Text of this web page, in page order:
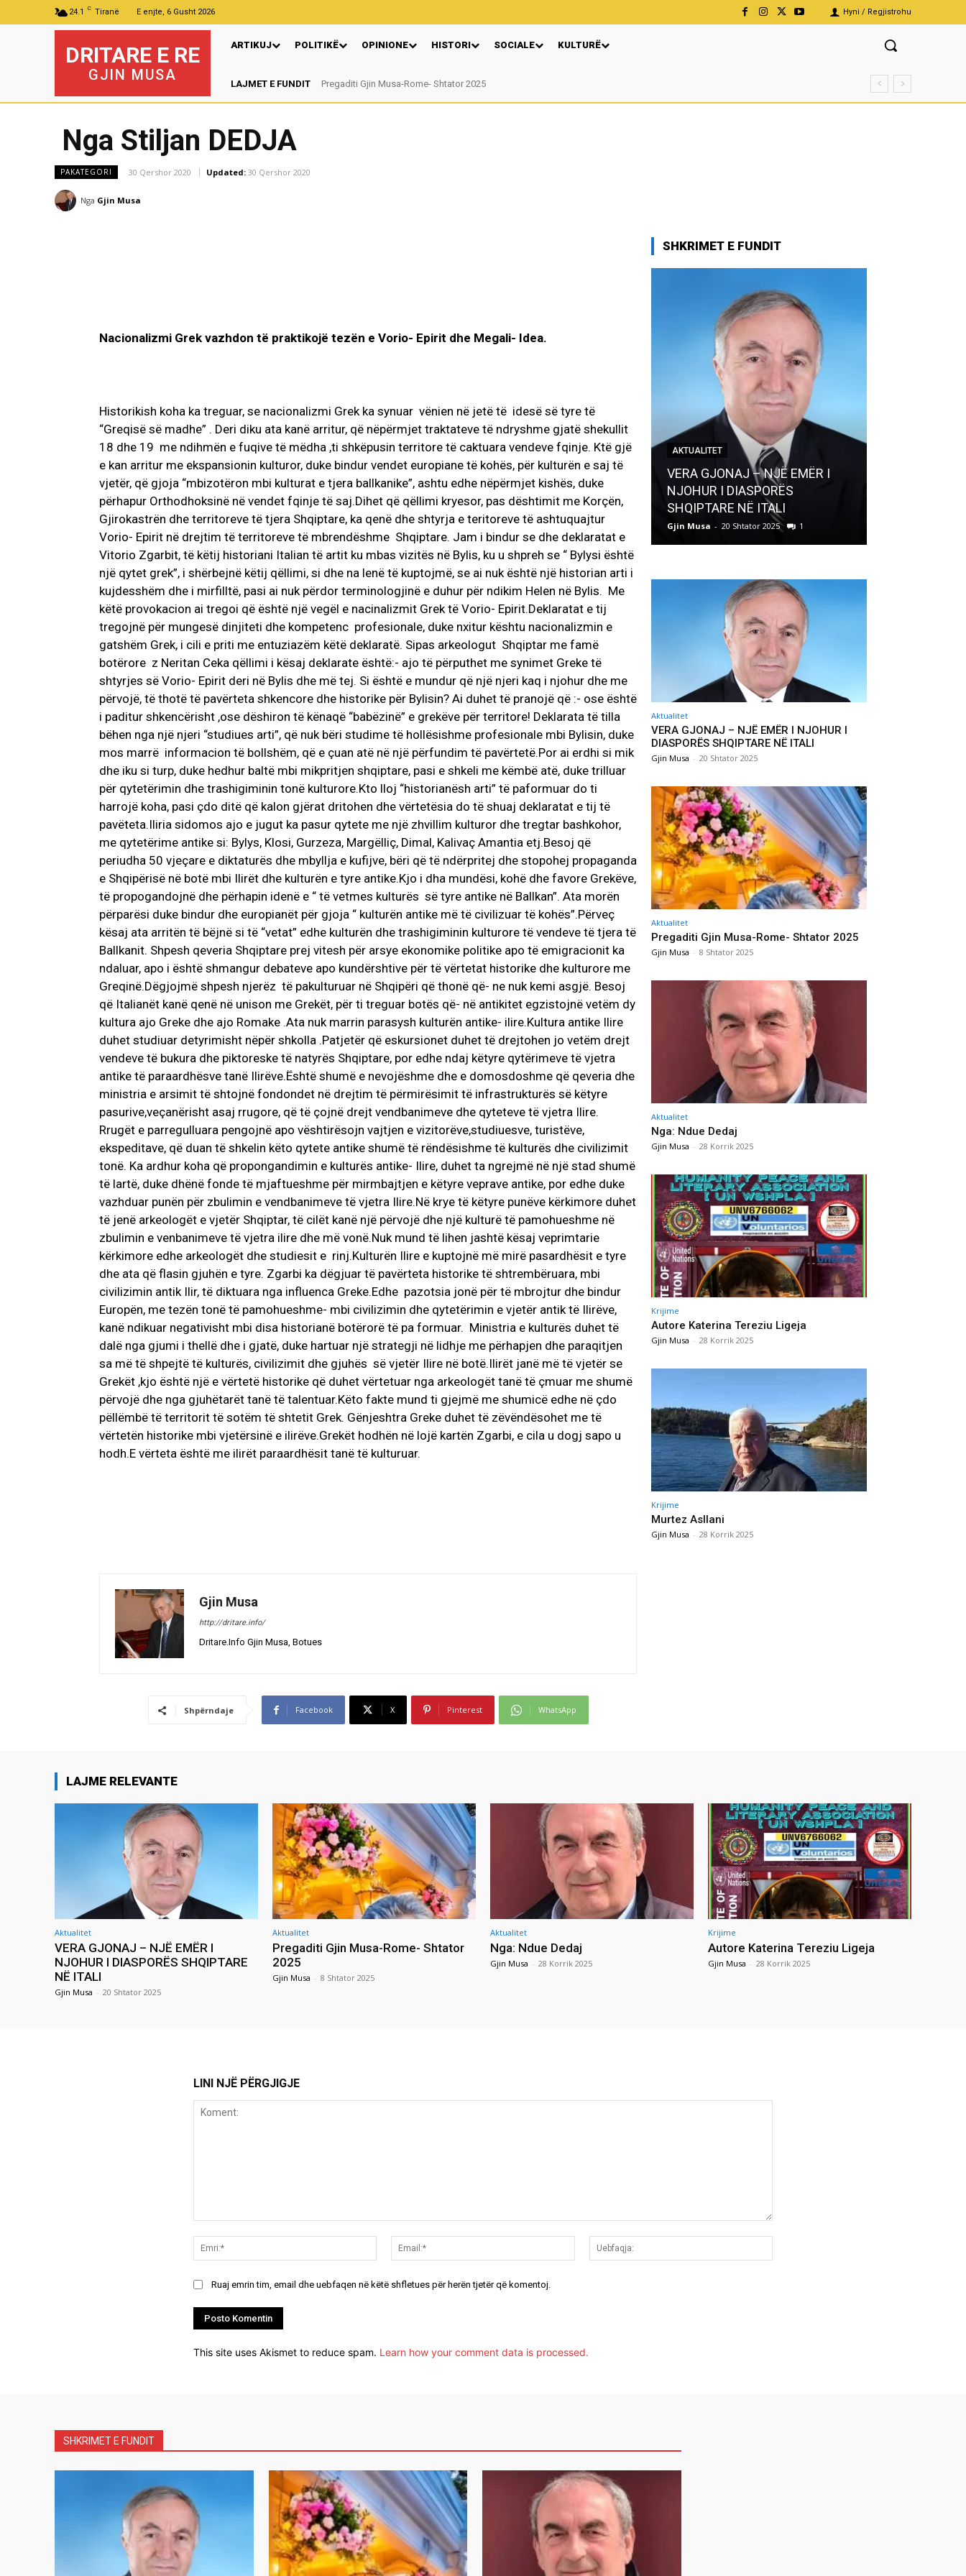
24.1 C Tiranë E enjte, 6 Gusht 2026 Hyni / Regjistrohu
DRITARE E RE
GJIN MUSA
ARTIKUJ POLITIKË OPINIONE HISTORI SOCIALE KULTURË
LAJMET E FUNDIT Pregaditi Gjin Musa-Rome- Shtator 2025
Nga: Ndue Dedaj
Nga Stiljan DEDJA
PAKATEGORI 30 Qershor 2020 Updated: 30 Qershor 2020
Nga Gjin Musa
Nacionalizmi Grek vazhdon të praktikojë tezën e Vorio- Epirit dhe Megali- Idea.
Historikish koha ka treguar, se nacionalizmi Grek ka synuar vënien në jetë të idesë së tyre të
“Greqisë së madhe” . Deri diku ata kanë arritur, që nëpërmjet traktateve të ndryshme gjatë shekullit
18 dhe 19 me ndihmën e fuqive të mëdha ,ti shkëpusin territore të caktuara vendeve fqinje. Ktë gjë
e kan arritur me ekspansionin kulturor, duke bindur vendet europiane të kohës, për kulturën e saj të
vjetër, që gjoja “mbizotëron mbi kulturat e tjera ballkanike”, ashtu edhe nëpërmjet kishës, duke
përhapur Orthodhoksinë në vendet fqinje të saj.Dihet që qëllimi kryesor, pas dështimit me Korçën,
Gjirokastrën dhe territoreve të tjera Shqiptare, ka qenë dhe shtyrja e teritoreve të ashtuquajtur
Vorio- Epirit në drejtim të territoreve të mbrendëshme Shqiptare. Jam i bindur se dhe deklaratat e
Vitorio Zgarbit, të këtij historiani Italian të artit ku mbas vizitës në Bylis, ku u shpreh se “ Bylysi është
një qytet grek”, i shërbejnë këtij qëllimi, si dhe na lenë të kuptojmë, se ai nuk është një historian arti i
kujdesshëm dhe i mirfilltë, pasi ai nuk përdor terminologjinë e duhur për ndikim Helen në Bylis. Me
këtë provokacion ai tregoi që është një vegël e nacinalizmit Grek të Vorio- Epirit.Deklaratat e tij
tregojnë për mungesë dinjiteti dhe kompetenc profesionale, duke nxitur kështu nacionalizmin e
gatshëm Grek, i cili e priti me entuziazëm këtë deklaratë. Sipas arkeologut Shqiptar me famë
botërore z Neritan Ceka qëllimi i kësaj deklarate është:- ajo të përputhet me synimet Greke të
shtyrjes së Vorio- Epirit deri në Bylis dhe më tej. Si është e mundur që një njeri kaq i njohur dhe me
përvojë, të thotë të pavërteta shkencore dhe historike për Bylisin? Ai duhet të pranojë që :- ose është
i paditur shkencërisht ,ose dëshiron të kënaqë “babëzinë” e grekëve për territore! Deklarata të tilla
bëhen nga një njeri “studiues arti”, që nuk bëri studime të hollësishme profesionale mbi Bylisin, duke
mos marrë informacion të bollshëm, që e çuan atë në një përfundim të pavërtetë.Por ai erdhi si mik
dhe iku si turp, duke hedhur baltë mbi mikpritjen shqiptare, pasi e shkeli me këmbë atë, duke trilluar
për qytetërimin dhe trashigiminin tonë kulturore.Kto lloj “historianësh arti” të paformuar do ti
harrojë koha, pasi çdo ditë që kalon gjërat dritohen dhe vërtetësia do të shuaj deklaratat e tij të
pavëteta.Iliria sidomos ajo e jugut ka pasur qytete me një zhvillim kulturor dhe tregtar bashkohor,
me qytetërime antike si: Bylys, Klosi, Gurzeza, Margëlliç, Dimal, Kalivaç Amantia etj.Besoj që
periudha 50 vjeçare e diktaturës dhe mbyllja e kufijve, bëri që të ndërpritej dhe stopohej propaganda
e Shqipërisë në botë mbi Ilirët dhe kulturën e tyre antike.Kjo i dha mundësi, kohë dhe favore Grekëve,
të propogandojnë dhe përhapin idenë e “ të vetmes kulturës së tyre antike në Ballkan”. Ata morën
përparësi duke bindur dhe europianët për gjoja “ kulturën antike më të civilizuar të kohës”.Përveç
kësaj ata arritën të bëjnë si të “vetat” edhe kulturën dhe trashigiminin kulturore të vendeve të tjera të
Ballkanit. Shpesh qeveria Shqiptare prej vitesh për arsye ekonomike politike apo të emigracionit ka
ndaluar, apo i është shmangur debateve apo kundërshtive për të vërtetat historike dhe kulturore me
Greqinë.Dëgjojmë shpesh njerëz të pakulturuar në Shqipëri që thonë që- ne nuk kemi asgjë. Besoj
që Italianët kanë qenë në unison me Grekët, për ti treguar botës që- në antikitet egzistojnë vetëm dy
kultura ajo Greke dhe ajo Romake .Ata nuk marrin parasysh kulturën antike- ilire.Kultura antike Ilire
duhet studiuar detyrimisht nëpër shkolla .Patjetër që eskursionet duhet të drejtohen jo vetëm drejt
vendeve të bukura dhe piktoreske të natyrës Shqiptare, por edhe ndaj këtyre qytërimeve të vjetra
antike të paraardhësve tanë Ilirëve.Është shumë e nevojëshme dhe e domosdoshme që qeveria dhe
ministria e arsimit të shtojnë fondondet në drejtim të përmirësimit të infrastrukturës së këtyre
pasurive,veçanërisht asaj rrugore, që të çojnë drejt vendbanimeve dhe qyteteve të vjetra Ilire.
Rrugët e parregulluara pengojnë apo vështirësojn vajtjen e vizitorëve,studiuesve, turistëve,
ekspeditave, që duan të shkelin këto qytete antike shumë të rëndësishme të kulturës dhe civilizimit
tonë. Ka ardhur koha që propongandimin e kulturës antike- Ilire, duhet ta ngrejmë në një stad shumë
të lartë, duke dhënë fonde të mjaftueshme për mirmbajtjen e këtyre veprave antike, por edhe duke
vazhduar punën për zbulimin e vendbanimeve të vjetra Ilire.Në krye të këtyre punëve kërkimore duhet
të jenë arkeologët e vjetër Shqiptar, të cilët kanë një përvojë dhe një kulturë të pamohueshme në
zbulimin e venbanimeve të vjetra ilire dhe më vonë.Nuk mund të lihen jashtë kësaj veprimtarie
kërkimore edhe arkeologët dhe studiesit e rinj.Kulturën Ilire e kuptojnë më mirë pasardhësit e tyre
dhe ata që flasin gjuhën e tyre. Zgarbi ka dëgjuar të pavërteta historike të shtrembëruara, mbi
civilizimin antik Ilir, të diktuara nga influenca Greke.Edhe pazotsia jonë për të mbrojtur dhe bindur
Europën, me tezën tonë të pamohueshme- mbi civilizimin dhe qytetërimin e vjetër antik të Ilirëve,
kanë ndikuar negativisht mbi disa historianë botërorë të pa formuar. Ministria e kulturës duhet të
dalë nga gjumi i thellë dhe i gjatë, duke hartuar një strategji në lidhje me përhapjen dhe paraqitjen
sa më të shpejtë të kulturës, civilizimit dhe gjuhës së vjetër Ilire në botë.Ilirët janë më të vjetër se
Grekët ,kjo është një e vërtetë historike që duhet vërtetuar nga arkeologët tanë të çmuar me shumë
përvojë dhe nga gjuhëtarët tanë të talentuar.Këto fakte mund ti gjejmë me shumicë edhe në çdo
pëllëmbë të territorit të sotëm të shtetit Grek. Gënjeshtra Greke duhet të zëvëndësohet me të
vërtetën historike mbi vjetërsinë e ilirëve.Grekët hodhën në lojë kartën Zgarbi, e cila u dogj sapo u
hodh.E vërteta është me ilirët paraardhësit tanë të kulturuar.
Gjin Musa
http://dritare.info/
Dritare.Info Gjin Musa, Botues
Shpërndaje Facebook X Pinterest WhatsApp
SHKRIMET E FUNDIT
AKTUALITET
VERA GJONAJ – NJË EMËR I
NJOHUR I DIASPORËS
SHQIPTARE NË ITALI
Gjin Musa - 20 Shtator 2025 1
Aktualitet
VERA GJONAJ – NJË EMËR I NJOHUR I
DIASPORËS SHQIPTARE NË ITALI
Gjin Musa - 20 Shtator 2025
Aktualitet
Pregaditi Gjin Musa-Rome- Shtator 2025
Gjin Musa - 8 Shtator 2025
Aktualitet
Nga: Ndue Dedaj
Gjin Musa - 28 Korrik 2025
Krijime
Autore Katerina Tereziu Ligeja
Gjin Musa - 28 Korrik 2025
Krijime
Murtez Asllani
Gjin Musa - 28 Korrik 2025
LAJME RELEVANTE
Aktualitet
VERA GJONAJ – NJË EMËR I
NJOHUR I DIASPORËS SHQIPTARE
NË ITALI
Gjin Musa - 20 Shtator 2025
Aktualitet
Pregaditi Gjin Musa-Rome- Shtator
2025
Gjin Musa - 8 Shtator 2025
Aktualitet
Nga: Ndue Dedaj
Gjin Musa - 28 Korrik 2025
Krijime
Autore Katerina Tereziu Ligeja
Gjin Musa - 28 Korrik 2025
LINI NJË PËRGJIGJE
Emri:*
Email:*
Ruaj emrin tim, email dhe uebfaqen në këtë shfletues për herën tjetër që komentoj.
This site uses Akismet to reduce spam. Learn how your comment data is processed.
SHKRIMET E FUNDIT